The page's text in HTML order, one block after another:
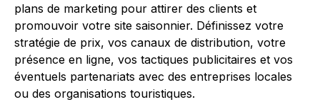
plans de marketing pour attirer des clients et
promouvoir votre site saisonnier. Définissez votre
stratégie de prix, vos canaux de distribution, votre
présence en ligne, vos tactiques publicitaires et vos
éventuels partenariats avec des entreprises locales
ou des organisations touristiques.